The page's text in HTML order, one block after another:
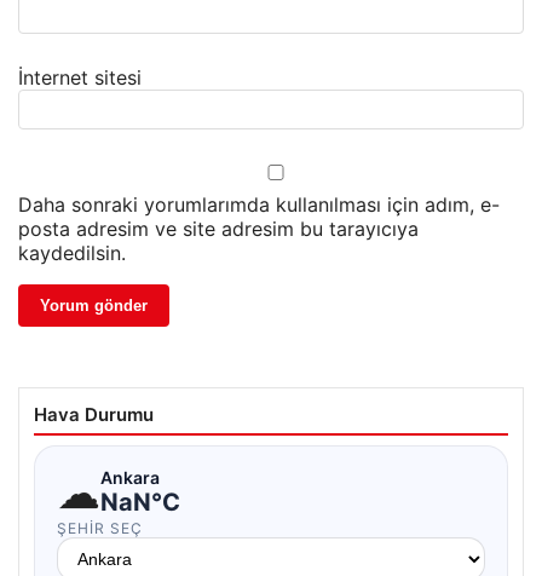
İnternet sitesi
Daha sonraki yorumlarımda kullanılması için adım, e-
posta adresim ve site adresim bu tarayıcıya
kaydedilsin.
Hava Durumu
☁Ankara
NaN°C
ŞEHIR SEÇ